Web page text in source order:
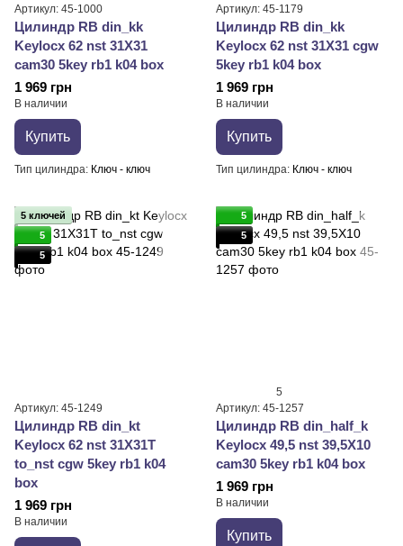
Артикул: 45-1000
Цилиндр RB din_kk
Keylocx 62 nst 31X31
cam30 5key rb1 k04 box
1 969 грн
В наличии
Купить
Тип цилиндра Ключ - ключ
Артикул: 45-1179
Цилиндр RB din_kk
Keylocx 62 nst 31X31 cgw
5key rb1 k04 box
1 969 грн
В наличии
Купить
Тип цилиндра Ключ - ключ
5 ключей
5
5
Артикул: 45-1249
Цилиндр RB din_kt
Keylocx 62 nst 31X31T
to_nst cgw 5key rb1 k04
box
1 969 грн
В наличии
5
5
5
Артикул: 45-1257
Цилиндр RB din_half_k
Keylocx 49,5 nst 39,5X10
cam30 5key rb1 k04 box
1 969 грн
В наличии
Купить